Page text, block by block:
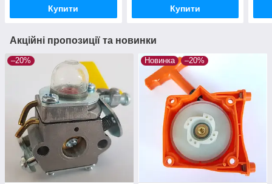
Купити Купити
Акційні пропозиції та новинки
–20% Новинка –20%